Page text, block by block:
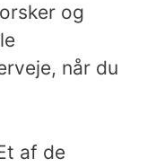
og
når du
af de